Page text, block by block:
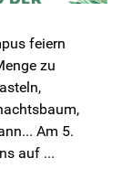
feiern
zu
Am 5.
auf ...